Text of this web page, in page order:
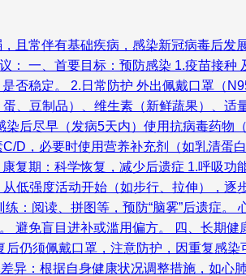
且常伴有基础疾病，感染新冠病毒后
： 一、首要目标：预防感染 1.疫苗接
否稳定。 2.日常防护 外出佩戴口罩（
、豆制品）、维生素（新鲜蔬果）、
后尽早（发病5天内）使用抗病毒药
D，必要时使用营养补充剂（如乳清
复期：科学恢复，减少后遗症 1.呼吸
低强度活动开始（如步行、拉伸），
：阅读、拼图等，预防“脑雾”后遗症
避免盲目进补或滥用偏方。 四、长期
仍须佩戴口罩，注意防护，因重复感
异：根据自身健康状况调整措施，如心